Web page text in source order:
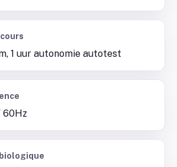
1 uur autonomie autotest
60Hz